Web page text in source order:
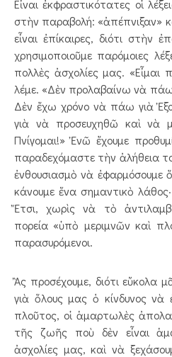
Εἶναι ἐκφραστικότατες οἱ
στὴν παραβολή: «ἀπέπνιξαν»
εἶναι ἐπίκαιρες, διότι στὴν
χρησιμοποιοῦμε παρόμοιες
πολλὲς ἀσχολίες μας. «Εἶμαι
λέμε. «Δὲν προλαβαίνω νὰ
Δὲν ἔχω χρόνο νὰ πάω γιὰ
γιὰ νὰ προσ­ευχηθῶ καὶ νὰ
Πνίγομαι!» Ἐνῶ ἔχουμε
παραδεχόμαστε τὴν ἀλήθεια
ἐνθουσιασμὸ νὰ ἐφαρμόσουμε
κάνουμε ἕνα σημαντικὸ
Ἔτσι, χωρὶς νὰ τὸ
πορεία «ὑπὸ μεριμνῶν καὶ
παρασυρόμενοι.
Ἂς προσέχουμε, διότι εὔκολα
γιὰ ὅλους μας ὁ κίνδυνος
πλοῦτος, οἱ ἁμαρτωλὲς
τῆς ζωῆς ποὺ δὲν εἶναι
ἀσχολίες μας, καὶ νὰ